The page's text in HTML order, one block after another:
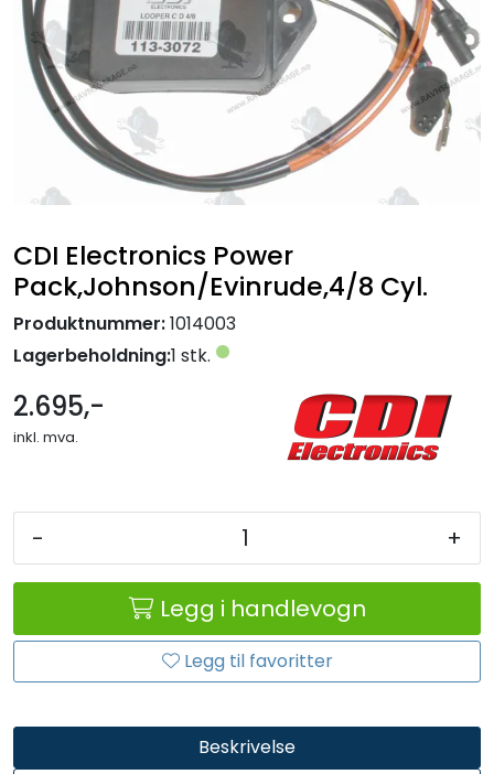
CDI Electronics Power
Pack,Johnson/Evinrude,4/8 Cyl.
Produktnummer:1014003
Lagerbeholdning:1 stk.
2.695,-
inkl. mva.
- +
Legg i handlevogn
Legg til favoritter
Beskrivelse